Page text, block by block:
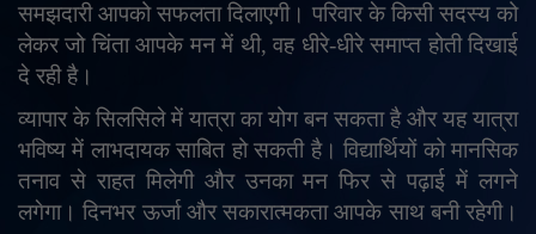
समझदारी आपको सफलता दिलाएगी। परिवार के किसी सदस्य को
लेकर जो चिंता आपके मन में थी,वह धीरे-धीरे समाप्त होती दिखाई
दे रही है।
व्यापार के सिलसिले में यात्रा का योग बन सकता है और यह यात्रा
भविष्य में लाभदायक साबित हो सकती है। विद्यार्थियों को मानसिक
तनाव से राहत मिलेगी और उनका मन फिर से पढ़ाई में लगने
लगेगा। दिनभर ऊर्जा और सकारात्मकता आपके साथ बनी रहेगी।